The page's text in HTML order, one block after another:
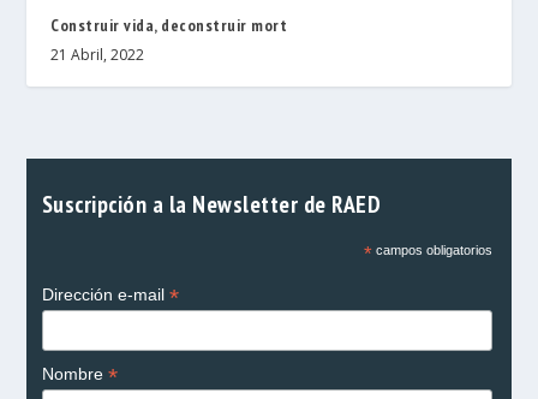
Construir vida, deconstruir mort
21 Abril, 2022
Suscripción a la Newsletter de RAED
*campos obligatorios
Dirección e-mail *
Nombre *